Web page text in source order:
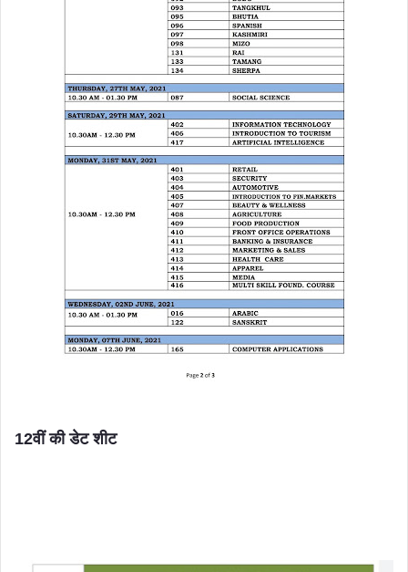
12वीं की डेट शीट